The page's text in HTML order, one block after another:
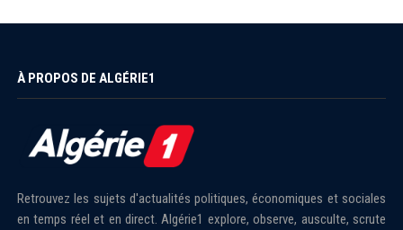
À PROPOS DE ALGÉRIE1
Retrouvez les sujets d'actualités politiques, économiques et sociales
en temps réel et en direct. Algérie1 explore, observe, ausculte, scrute